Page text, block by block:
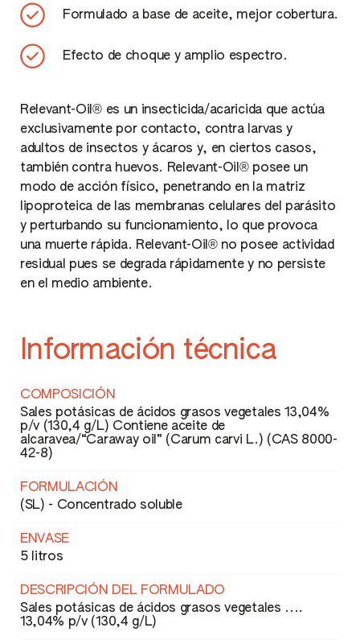
Formulado a base de aceite, mejor cobertura.
Efecto de choque y amplio espectro.
Relevant-Oil® es un insecticida/acaricida que actúa
exclusivamente por contacto, contra larvas y
adultos de insectos y ácaros y, en ciertos casos,
también contra huevos. Relevant-Oil® posee un
modo de acción físico, penetrando en la matriz
lipoproteica de las membranas celulares del parásito
y perturbando su funcionamiento, lo que provoca
una muerte rápida. Relevant-Oil® no posee actividad
residual pues se degrada rápidamente y no persiste
en el medio ambiente.
Información técnica
COMPOSICIÓN
Sales potásicas de ácidos grasos vegetales 13,04%
p/v (130,4 g/L) Contiene aceite de
alcaravea/“Caraway oil” (Carum carvi L.) (CAS 8000-
42-8)
FORMULACIÓN
(SL) - Concentrado soluble
ENVASE
5 litros
DESCRIPCIÓN DEL FORMULADO
Sales potásicas de ácidos grasos vegetales ....
13,04% p/v (130,4 g/L)